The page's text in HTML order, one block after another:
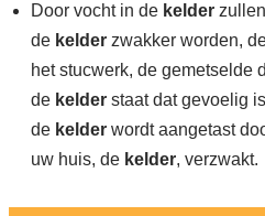
Door vocht in de kelderzullen
de kelderzwakker worden,
het stucwerk, de gemetselde
de kelderstaat dat gevoelig
de kelderwordt aangetast
uw huis, de kelder, verzwakt.